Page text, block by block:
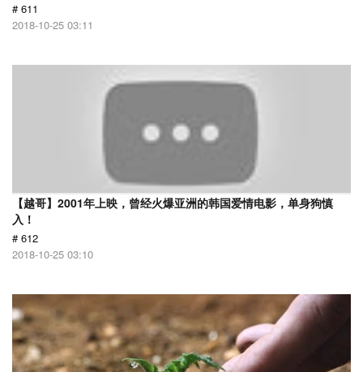
# 611
2018-10-25 03:11
【越哥】2001年上映，曾经火爆亚洲的韩国爱情电影，单身狗慎
入！
# 612
2018-10-25 03:10